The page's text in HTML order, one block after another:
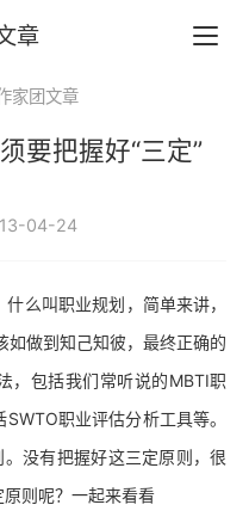
章
家团文章
要把握好“三定”
04-24
么叫职业规划，简单来讲，
做到知己知彼，最终正确的
，包括我们常听说的MBTI职
职业评估分析工具等。
没有把握好这三定原则，很
则呢？一起来看看